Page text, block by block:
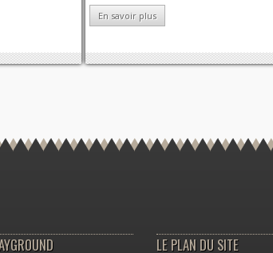
En savoir plus
LE PLAN DU SITE